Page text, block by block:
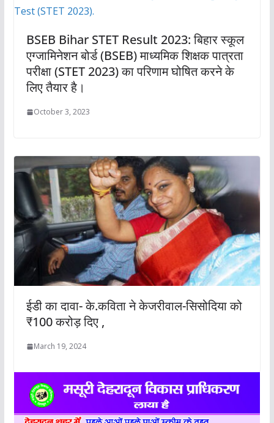
BSEB Bihar STET Result 2023: बिहार स्कूल
एग्जामिनेशन बोर्ड (BSEB) माध्यमिक शिक्षक पात्रता
परीक्षा (STET 2023) का परिणाम घोषित करने के
लिए तैयार है।
October 3, 2023
ईडी का दावा- के.कविता ने केजरीवाल-सिसोदिया को
₹100 करोड़ दिए ,
March 19, 2024